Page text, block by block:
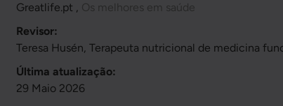
Greatlife.pt , Os melhores em saúde
Revisor:
Teresa Husén, Terapeuta nutricional de medicina
Última atualização:
29 Maio 2026